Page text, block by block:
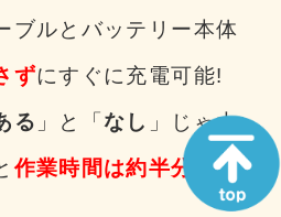
ブルとバッテリー本体
ずにすぐに充電可能!
る 」と「なし 」じゃ大
作業時間は約半分に!